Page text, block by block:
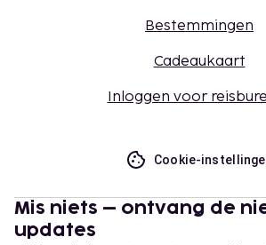
Bestemmingen
Cadeaukaart
Inloggen voor
Cookie-
Mis niets – ontvang de
updates